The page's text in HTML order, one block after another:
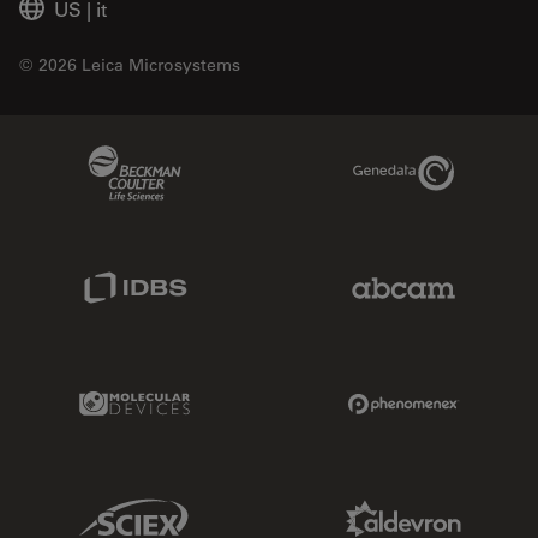
US | it
© 2026 Leica Microsystems
Genedata Link
Molecular Devices Link
Sciex Link